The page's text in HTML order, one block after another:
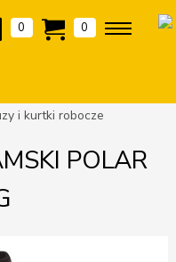
0 0
i kurtki robocze
POLAR